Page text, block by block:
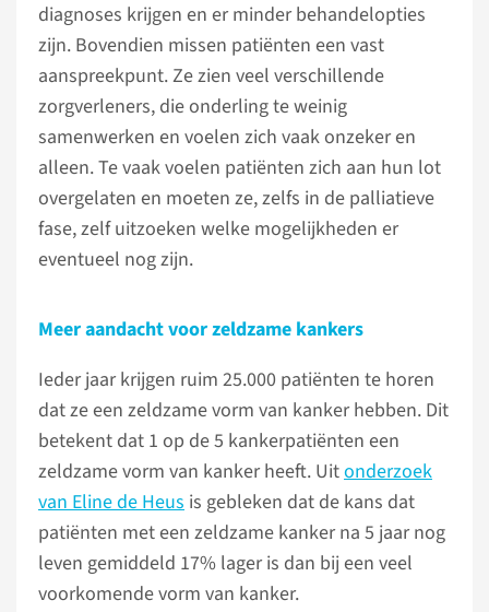
diagnoses krijgen en er minder behandelopties
zijn. Bovendien missen patiënten een vast
aanspreekpunt. Ze zien veel verschillende
zorgverleners, die onderling te weinig
samenwerken en voelen zich vaak onzeker en
alleen. Te vaak voelen patiënten zich aan hun lot
overgelaten en moeten ze, zelfs in de palliatieve
fase, zelf uitzoeken welke mogelijkheden er
eventueel nog zijn.
Meer aandacht voor zeldzame kankers
Ieder jaar krijgen ruim 25.000 patiënten te horen
dat ze een zeldzame vorm van kanker hebben. Dit
betekent dat 1 op de 5 kankerpatiënten een
zeldzame vorm van kanker heeft. Uitonderzoek
van Eline de Heus is gebleken dat de kans dat
patiënten met een zeldzame kanker na 5 jaar nog
leven gemiddeld 17% lager is dan bij een veel
voorkomende vorm van kanker.